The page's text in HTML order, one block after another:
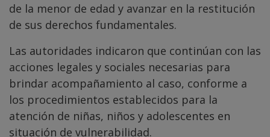
de la menor de edad y avanzar en la restitución
de sus derechos fundamentales.
Las autoridades indicaron que continúan con las
acciones legales y sociales necesarias para
brindar acompañamiento al caso, conforme a
los procedimientos establecidos para la
atención de niñas, niños y adolescentes en
situación de vulnerabilidad.